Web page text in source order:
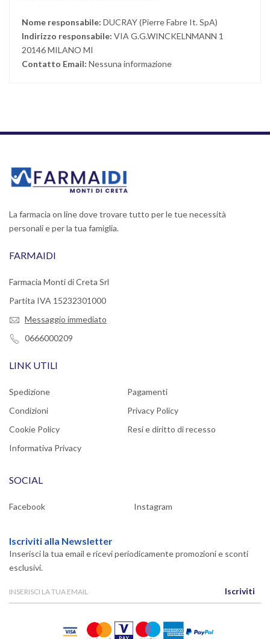
Nome responsabile: DUCRAY (Pierre Fabre It. SpA)
Indirizzo responsabile: VIA G.G.WINCKELNMANN 1
20146 MILANO MI
Contatto Email: Nessuna informazione
La farmacia on line dove trovare tutto per le tue necessità
personali e per la tua famiglia.
FARMAIDI
Farmacia Monti di Creta Srl
Partita IVA 15232301000
Messaggio immediato
0666000209
LINK UTILI
Spedizione
Pagamenti
Condizioni
Privacy Policy
Cookie Policy
Resi e diritto di recesso
Informativa Privacy
SOCIAL
Facebook Instagram
Iscriviti alla Newsletter
Inserisci la tua email e ricevi periodicamente promozioni e sconti
esclusivi.
Iscriviti